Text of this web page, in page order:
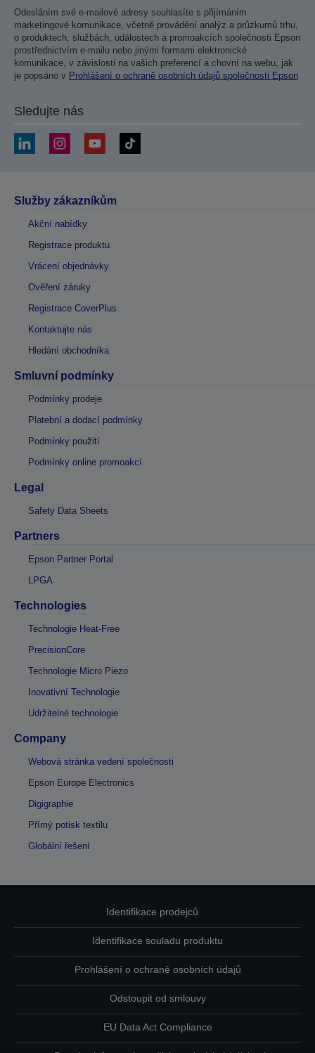
Odesláním své e-mailové adresy souhlasíte s přijímáním
marketingové komunikace, včetně provádění analýz a průzkumů trhu,
o produktech, službách, událostech a promoakcích společnosti Epson
prostřednictvím e-mailu nebo jinými formami elektronické
komunikace, v závislosti na vašich preferencí a chovní na webu, jak
je popsáno v Prohlášení o ochraně osobních údajů společnosti Epson
Sledujte nás
Služby zákazníkům
Akční nabídky
Registrace produktu
Vrácení objednávky
Ověření záruky
Registrace CoverPlus
Kontaktujte nás
Hledání obchodníka
Smluvní podmínky
Podmínky prodeje
Platební a dodací podmínky
Podmínky použití
Podmínky online promoakcí
Legal
Safety Data Sheets
Partners
Epson Partner Portal
LPGA
Technologies
Technologie Heat-Free
PrecisionCore
Technologie Micro Piezo
Inovativní Technologie
Udržitelné technologie
Company
Webová stránka vedení společnosti
Epson Europe Electronics
Digigraphie
Přímý potisk textilu
Globální řešení
Identifikace prodejců
Identifikace souladu produktu
Prohlášení o ochraně osobních údajů
Odstoupit od smlouvy
EU Data Act Compliance